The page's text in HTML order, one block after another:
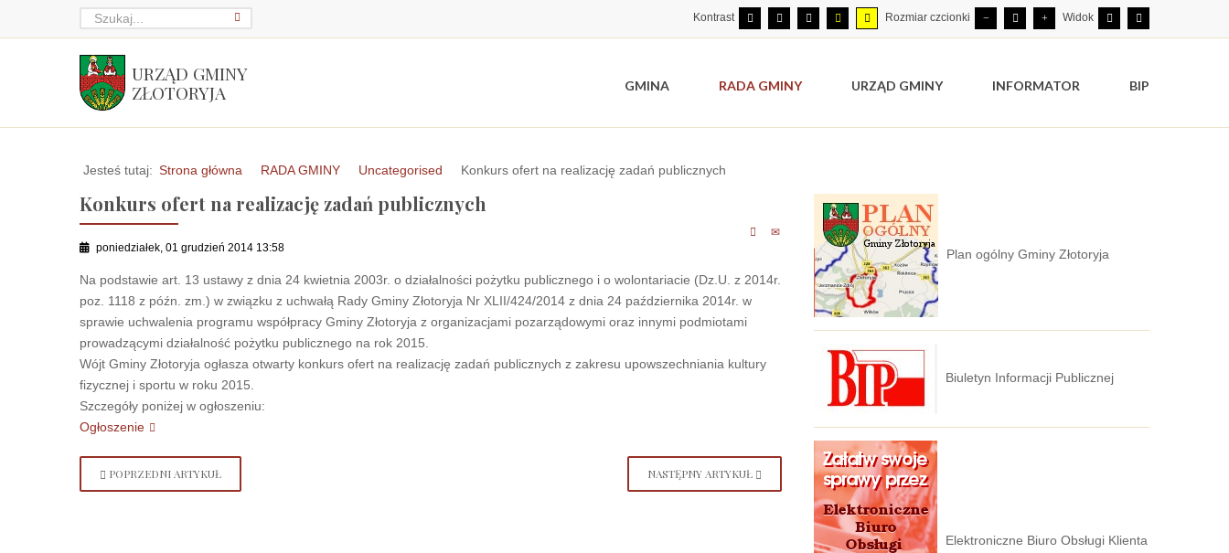
Kontrast Rozmiar czcionki Widok
URZĄD GMINY
ZŁOTORYJA
GMINA RADA GMINY URZĄD GMINY INFORMATOR BIP
Jesteś tutaj: Strona główna RADA GMINY Uncategorised Konkurs ofert na realizację zadań publicznych
Konkurs ofert na realizację zadań publicznych
poniedziałek, 01 grudzień 2014 13:58
Na podstawie art. 13 ustawy z dnia 24 kwietnia 2003r. o działalności pożytku publicznego i o wolontariacie (Dz.U. z 2014r.
poz. 1118 z późn. zm.) w związku z uchwałą Rady Gminy Złotoryja Nr XLII/424/2014 z dnia 24 października 2014r. w
sprawie uchwalenia programu współpracy Gminy Złotoryja z organizacjami pozarządowymi oraz innymi podmiotami
prowadzącymi działalność pożytku publicznego na rok 2015.
Wójt Gminy Złotoryja ogłasza otwarty konkurs ofert na realizację zadań publicznych z zakresu upowszechniania kultury
fizycznej i sportu w roku 2015.
Szczegóły poniżej w ogłoszeniu:
Ogłoszenie
POPRZEDNI ARTYKUŁ NASTĘPNY ARTYKUŁ
Plan ogólny Gminy Złotoryja
Biuletyn Informacji Publicznej
Elektroniczne Biuro Obsługi Klienta